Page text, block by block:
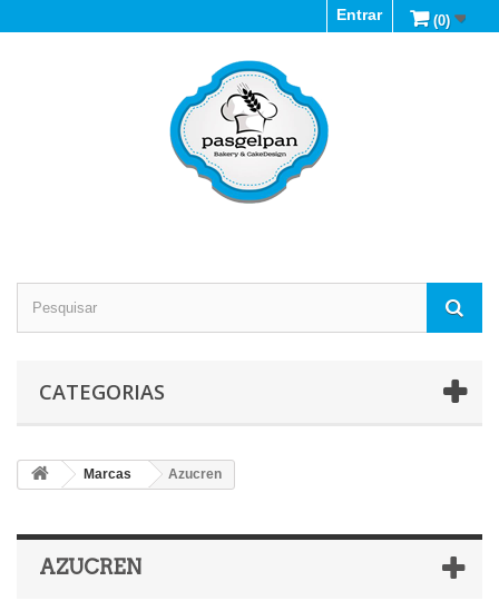
(0)
Entrar
CATEGORIAS
Marcas Azucren
AZUCREN